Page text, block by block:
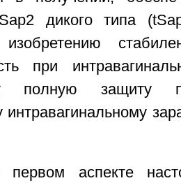
дикого типа
изобретению
при
полную
интравагинальному
аспекте